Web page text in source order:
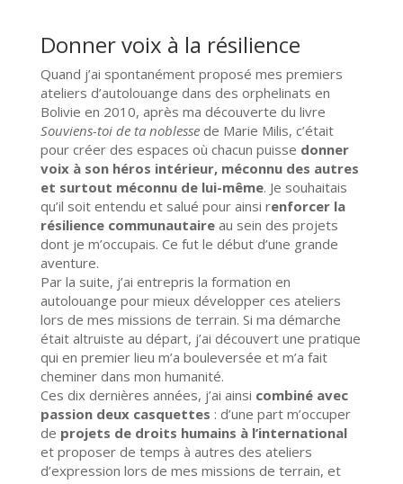
Donner voix à la résilience
Quand j’ai spontanément proposé mes premiers
ateliers d’autolouange dans des orphelinats en
Bolivie en 2010, après ma découverte du livre
Souviens-toi de ta noblessede Marie Milis, c’était
pour créer des espaces où chacun puisse donner
voix à son héros intérieur, méconnu des autres
et surtout méconnu de lui-même. Je souhaitais
qu’il soit entendu et salué pour ainsi renforcer la
résilience communautaireau sein des projets
dont je m’occupais. Ce fut le début d’une grande
aventure.
Par la suite, j’ai entrepris la formation en
autolouange pour mieux développer ces ateliers
lors de mes missions de terrain. Si ma démarche
était altruiste au départ, j’ai découvert une pratique
qui en premier lieu m’a bouleversée et m’a fait
cheminer dans mon humanité.
Ces dix dernières années, j’ai ainsi combiné avec
passion deux casquettes : d’une part m’occuper
de projets de droits humains à l’international
et proposer de temps à autres des ateliers
d’expression lors de mes missions de terrain, et